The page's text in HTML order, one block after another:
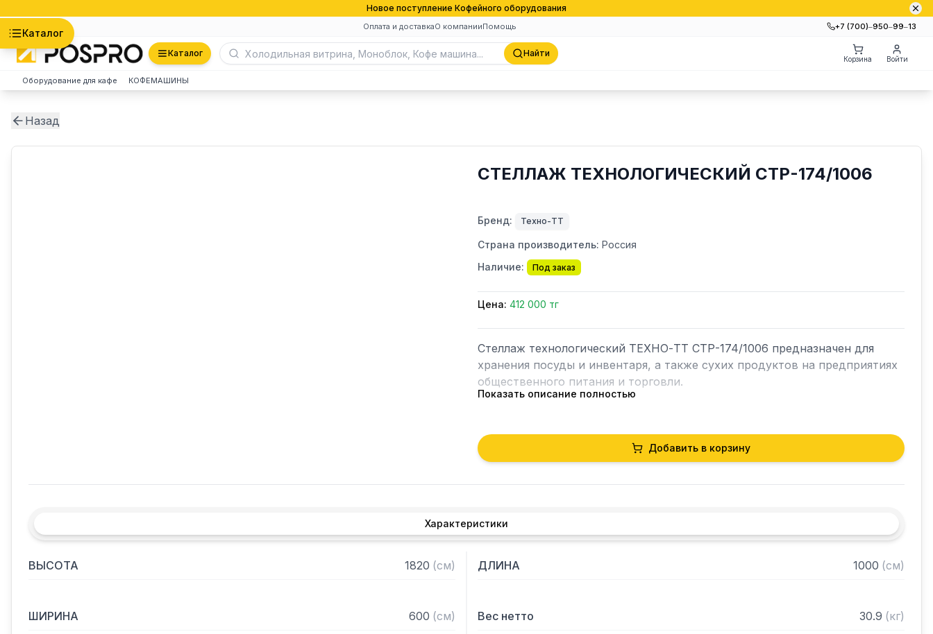
Новое поступление Кофейного оборудования
Оплата и доставкаО компанииПомощь +7 (700)‒950‒99‒13
Каталог
Каталог Найти
Корзина Войти
Оборудование для кафе КОФЕМАШИНЫ
Назад
СТЕЛЛАЖ ТЕХНОЛОГИЧЕСКИЙ СТР-174/1006
Бренд: Техно-ТТ
Страна производитель: Россия
Наличие:
Под заказ
Цена: 412 000 тг
Стеллаж технологический ТЕХНО-ТТ СТР-174/1006 предназначен для
хранения посуды и инвентаря, а также сухих продуктов на предприятиях
общественного питания и торговли.
— Стеллаж технологический разборный
— Стойки из уголка 40х40 нержавеющей стали марки AISI 304 толщиной
2 мм
— Расстояние между полками регулируемое с шагом 50 мм
— Стеллаж поставляется в разобранном виде
Показать описание полностью
Добавить в корзину
Характеристики
ВЫСОТА 1820 (см) ДЛИНА 1000 (см)
ШИРИНА 600 (см) Вес нетто 30.9 (кг)